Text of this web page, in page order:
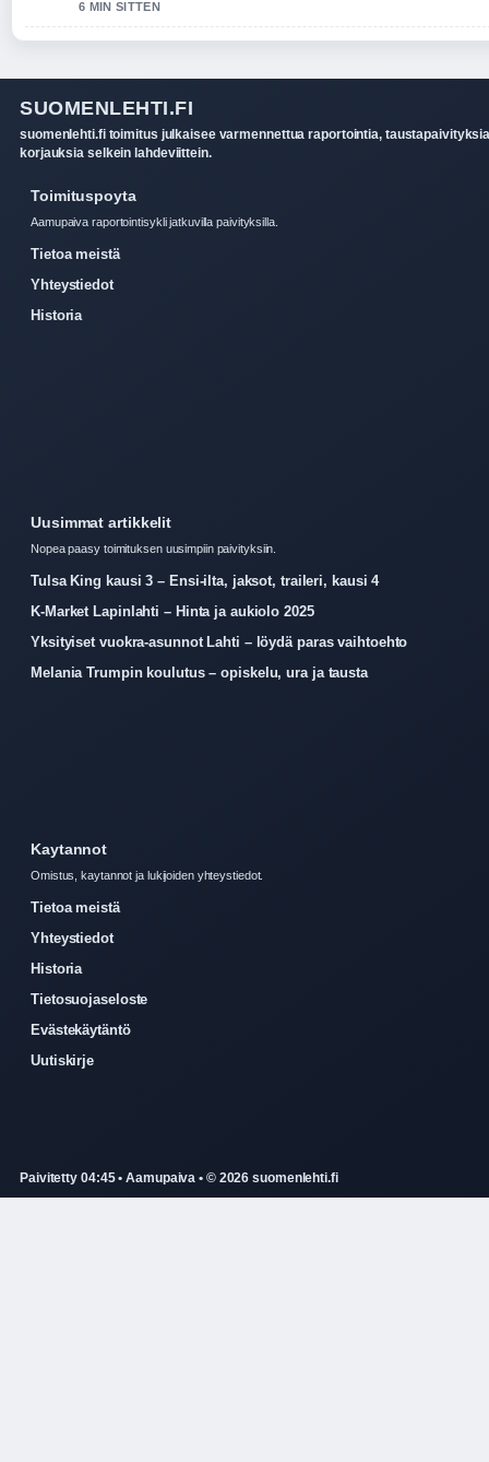
6 MIN SITTEN
SUOMENLEHTI.FI
suomenlehti.fi toimitus julkaisee varmennettua raportointia,
korjauksia selkein lahdeviittein.
Toimituspoyta
Aamupaiva raportointisykli jatkuvilla paivityksilla.
Tietoa meistä
Yhteystiedot
Historia
Uusimmat artikkelit
Nopea paasy toimituksen uusimpiin paivityksiin.
Tulsa King kausi 3 – Ensi-ilta, jaksot, traileri, kausi 4
K-Market Lapinlahti – Hinta ja aukiolo 2025
Yksityiset vuokra-asunnot Lahti – löydä paras vaihtoehto
Melania Trumpin koulutus – opiskelu, ura ja tausta
Kaytannot
Omistus, kaytannot ja lukijoiden yhteystiedot.
Tietoa meistä
Yhteystiedot
Historia
Tietosuojaseloste
Evästekäytäntö
Uutiskirje
Paivitetty 04:45 • Aamupaiva • © 2026 suomenlehti.fi